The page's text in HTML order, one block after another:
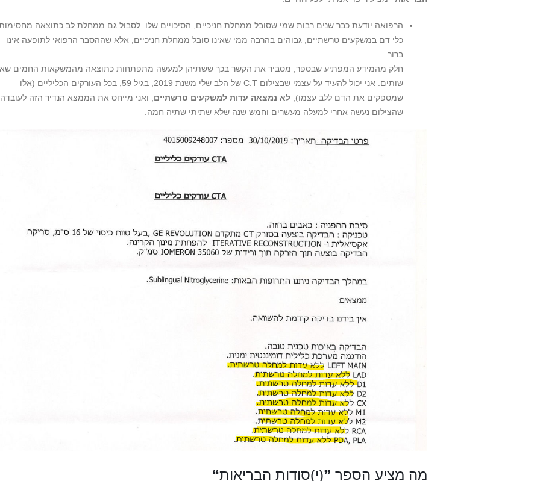
הרפואה יודעת כבר שנים רבות שמי שסובל ממחלת חניכיים, הסיכויים שלו לסבול גם ממחלת לב כתוצאה
כלי דם במשקעים טרשתיים, גבוהים בהרבה ממי שאינו סובל ממחלת חניכיים, אלא שההסבר הרפואי לתופעה אינו
ברור.
חלק מהמידע המפתיע שבספר, מסביר את הקשר בכך ששתיהן למעשה מתפתחות כתוצאה מהמשקאות החמים
שותים. אני יכול להעיד על עצמי שבצילום C.T של הלב שלי משנת 2019, בגיל 59, בכל העורקים הכליליים (אלו
שמספקים את הדם ללב עצמו), לא נמצאה עדות למשקעים טרשתיים , ואני מייחס את הממצא הנדיר הזה לעובדה
שהצילום נעשה אחרי למעלה מעשרים וחמש שנה שלא שתיתי שתיה חמה.
מה מציע הספר ”(י)סודות הבריאות“